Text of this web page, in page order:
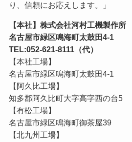
り、信頼にお応えします。」
【本社】株式会社河村工機製作所
名古屋市緑区鳴海町太鼓田4-1
TEL:052-621-8111（代）
【本社工場】
名古屋市緑区鳴海町太鼓田4-1
【阿久比工場】
知多郡阿久比町大字高字西の台5
【有松工場】
名古屋市緑区鳴海町御茶屋39
【北九州工場】